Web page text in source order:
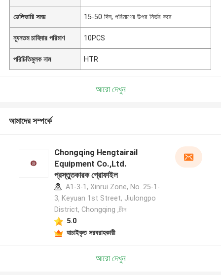
ডেলিভারি সময় 15-50 দিন, পরিমাণের উপর নির্ভর করে
ন্যূনতম চাহিদার পরিমাণ 10PCS
পরিচিতিমুলক নাম HTR
আরো দেখুন
আমাদের সম্পর্কে
Chongqing Hengtairail
Equipment Co.,Ltd.
প্রস্তুতকারক প্রোফাইল
A1-3-1, Xinrui Zone, No. 25-1-
3, Keyuan 1st Street, Jiulongpo
District, Chongqing ,চীন
5.0
যাচাইকৃত সরবরাহকারী
আরো দেখুন